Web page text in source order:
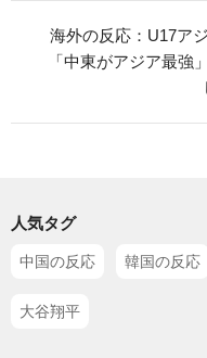
海外の反応：U17ア
「中東がアジア最強
人気タグ
中国の反応 韓国の反応
大谷翔平